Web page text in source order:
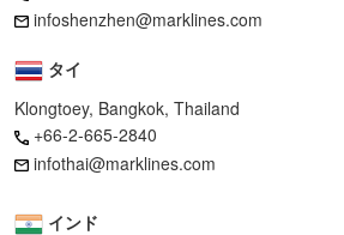
infoshenzhen@marklines.com
タイ
Klongtoey, Bangkok, Thailand
+66-2-665-2840
infothai@marklines.com
インド